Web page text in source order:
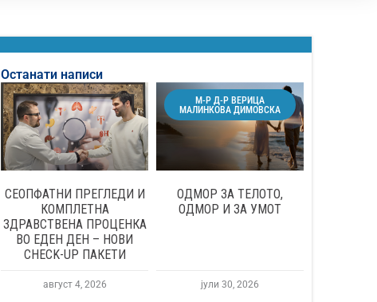
Останати написи
СЕОПФАТНИ ПРЕГЛЕДИ И
КОМПЛЕТНА
ЗДРАВСТВЕНА ПРОЦЕНКА
ВО ЕДЕН ДЕН – НОВИ
CHECK-UP ПАКЕТИ
август 4, 2026
М-Р Д-Р ВЕРИЦА
МАЛИНКОВА ДИМОВСКА
ОДМОР ЗА ТЕЛОТО,
ОДМОР И ЗА УМОТ
јули 30, 2026